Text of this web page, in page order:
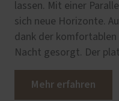
lassen. Mit einer
sich neue Horizonte.
dank der komfortablen
Nacht gesorgt. Der
Mehr erfahren